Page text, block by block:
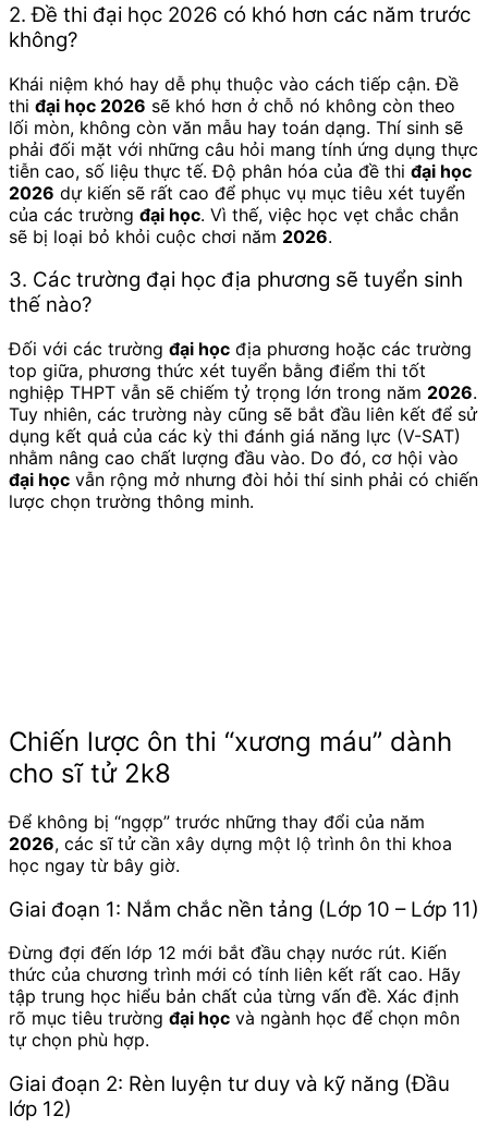
2. Đề thi đại học 2026 có khó hơn các năm trước
không?
Khái niệm khó hay dễ phụ thuộc vào cách tiếp cận. Đề
thi đại học 2026 sẽ khó hơn ở chỗ nó không còn theo
lối mòn, không còn văn mẫu hay toán dạng. Thí sinh sẽ
phải đối mặt với những câu hỏi mang tính ứng dụng thực
tiễn cao, số liệu thực tế. Độ phân hóa của đề thi đại học
2026 dự kiến sẽ rất cao để phục vụ mục tiêu xét tuyển
của các trường đại học. Vì thế, việc học vẹt chắc chắn
sẽ bị loại bỏ khỏi cuộc chơi năm 2026.
3. Các trường đại học địa phương sẽ tuyển sinh
thế nào?
Đối với các trường đại học địa phương hoặc các trường
top giữa, phương thức xét tuyển bằng điểm thi tốt
nghiệp THPT vẫn sẽ chiếm tỷ trọng lớn trong năm 2026.
Tuy nhiên, các trường này cũng sẽ bắt đầu liên kết để sử
dụng kết quả của các kỳ thi đánh giá năng lực (V-SAT)
nhằm nâng cao chất lượng đầu vào. Do đó, cơ hội vào
đại học vẫn rộng mở nhưng đòi hỏi thí sinh phải có chiến
lược chọn trường thông minh.
Chiến lược ôn thi “xương máu” dành
cho sĩ tử 2k8
Để không bị “ngợp” trước những thay đổi của năm
2026, các sĩ tử cần xây dựng một lộ trình ôn thi khoa
học ngay từ bây giờ.
Giai đoạn 1: Nắm chắc nền tảng (Lớp 10 – Lớp 11)
Đừng đợi đến lớp 12 mới bắt đầu chạy nước rút. Kiến
thức của chương trình mới có tính liên kết rất cao. Hãy
tập trung học hiểu bản chất của từng vấn đề. Xác định
rõ mục tiêu trường đại học và ngành học để chọn môn
tự chọn phù hợp.
Giai đoạn 2: Rèn luyện tư duy và kỹ năng (Đầu
lớp 12)